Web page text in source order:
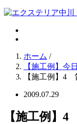
ホーム /
【施工例】今
【施工例】4
2009.07.29
【施工例】